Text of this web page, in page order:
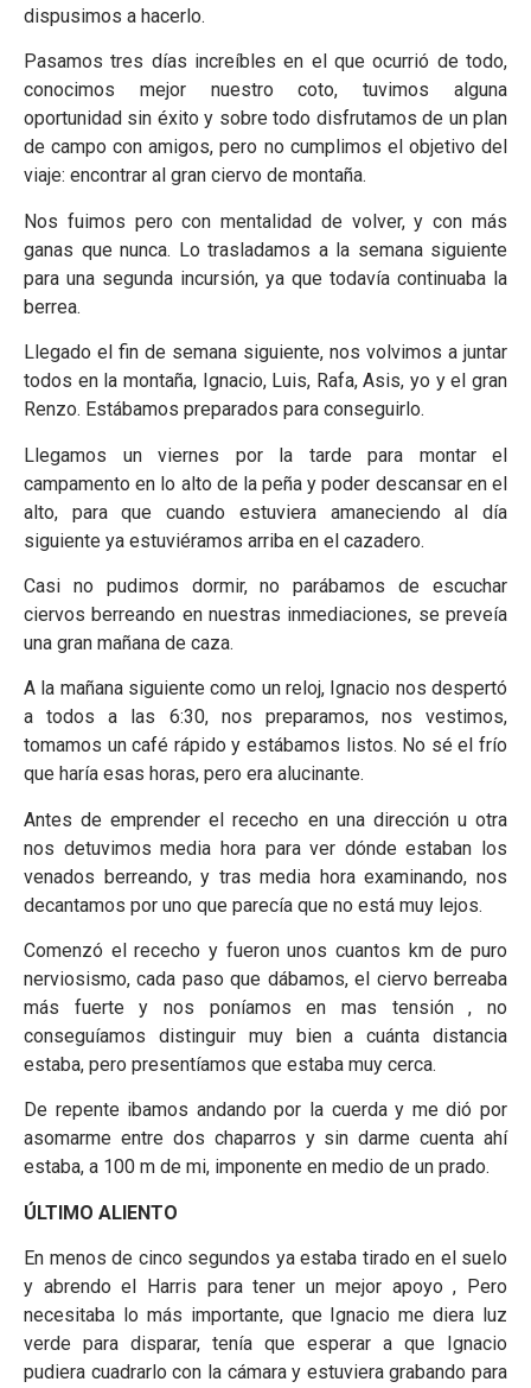
dispusimos a hacerlo.
Pasamos tres días increíbles en el que ocurrió de todo,
conocimos mejor nuestro coto, tuvimos alguna
oportunidad sin éxito y sobre todo disfrutamos de un plan
de campo con amigos, pero no cumplimos el objetivo del
viaje: encontrar al gran ciervo de montaña.
Nos fuimos pero con mentalidad de volver, y con más
ganas que nunca. Lo trasladamos a la semana siguiente
para una segunda incursión, ya que todavía continuaba la
berrea.
Llegado el fin de semana siguiente, nos volvimos a juntar
todos en la montaña, Ignacio, Luis, Rafa, Asis, yo y el gran
Renzo. Estábamos preparados para conseguirlo.
Llegamos un viernes por la tarde para montar el
campamento en lo alto de la peña y poder descansar en el
alto, para que cuando estuviera amaneciendo al día
siguiente ya estuviéramos arriba en el cazadero.
Casi no pudimos dormir, no parábamos de escuchar
ciervos berreando en nuestras inmediaciones, se preveía
una gran mañana de caza.
A la mañana siguiente como un reloj, Ignacio nos despertó
a todos a las 6:30, nos preparamos, nos vestimos,
tomamos un café rápido y estábamos listos. No sé el frío
que haría esas horas, pero era alucinante.
Antes de emprender el rececho en una dirección u otra
nos detuvimos media hora para ver dónde estaban los
venados berreando, y tras media hora examinando, nos
decantamos por uno que parecía que no está muy lejos.
Comenzó el rececho y fueron unos cuantos km de puro
nerviosismo, cada paso que dábamos, el ciervo berreaba
más fuerte y nos poníamos en mas tensión , no
conseguíamos distinguir muy bien a cuánta distancia
estaba, pero presentíamos que estaba muy cerca.
De repente ibamos andando por la cuerda y me dió por
asomarme entre dos chaparros y sin darme cuenta ahí
estaba, a 100 m de mi, imponente en medio de un prado.
ÚLTIMO ALIENTO
En menos de cinco segundos ya estaba tirado en el suelo
y abrendo el Harris para tener un mejor apoyo , Pero
necesitaba lo más importante, que Ignacio me diera luz
verde para disparar, tenía que esperar a que Ignacio
pudiera cuadrarlo con la cámara y estuviera grabando para